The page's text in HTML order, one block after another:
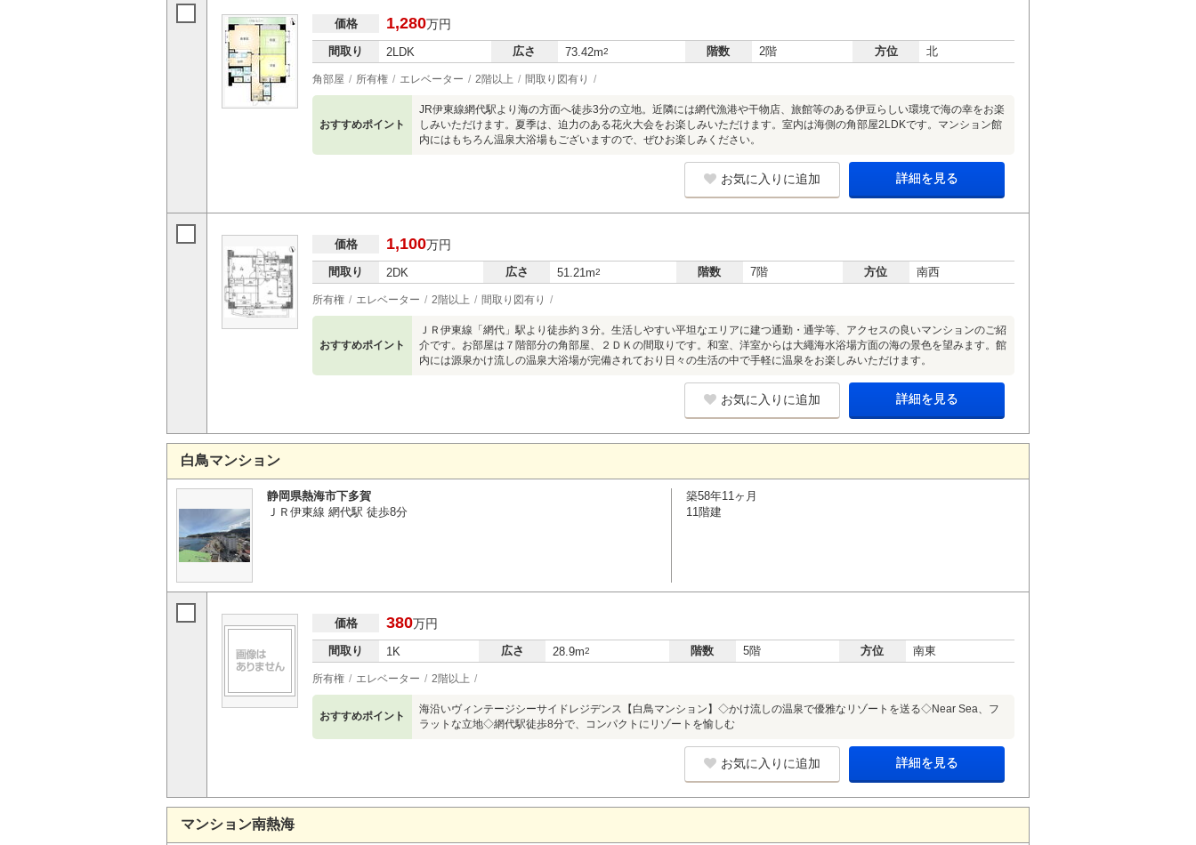
価格 1,280万円
間取り 2LDK 広さ 73.42m2 階数 2階 方位 北
角部屋 所有権 エレベーター 2階以上 間取り図有り
おすすめポイント
JR伊東線網代駅より海の方面へ徒歩3分の立地。近隣には網代漁港や干物店、旅館等のある伊豆らしい環境で海の幸をお楽
しみいただけます。夏季は、迫力のある花火大会をお楽しみいただけます。室内は海側の角部屋2LDKです。マンション館
内にはもちろん温泉大浴場もございますので、ぜひお楽しみください。
お気に入りに追加 詳細を見る
価格 1,100万円
間取り 2DK 広さ 51.21m2 階数 7階 方位 南西
所有権 エレベーター 2階以上 間取り図有り
おすすめポイント
ＪＲ伊東線「網代」駅より徒歩約３分。生活しやすい平坦なエリアに建つ通勤・通学等、アクセスの良いマンションのご紹
介です。お部屋は７階部分の角部屋、２ＤＫの間取りです。和室、洋室からは大繩海水浴場方面の海の景色を望みます。館
内には源泉かけ流しの温泉大浴場が完備されており日々の生活の中で手軽に温泉をお楽しみいただけます。
お気に入りに追加 詳細を見る
白鳥マンション
静岡県熱海市下多賀
ＪＲ伊東線 網代駅 徒歩8分
築58年11ヶ月
11階建
価格 380万円
間取り 1K 広さ 28.9m2 階数 5階 方位 南東
所有権 エレベーター 2階以上
おすすめポイント
海沿いヴィンテージシーサイドレジデンス【白鳥マンション】◇かけ流しの温泉で優雅なリゾートを送る◇Near Sea、フ
ラットな立地◇網代駅徒歩8分で、コンパクトにリゾートを愉しむ
お気に入りに追加 詳細を見る
マンション南熱海